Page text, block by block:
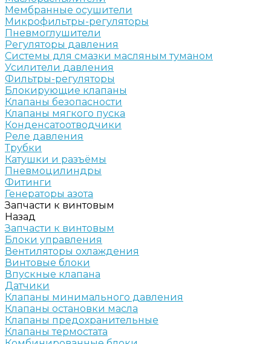
Мембранные осушители
Микрофильтры-регуляторы
Пневмоглушители
Регуляторы давления
Системы для смазки масляным туманом
Усилители давления
Фильтры-регуляторы
Блокирующие клапаны
Клапаны безопасности
Клапаны мягкого пуска
Конденсатоотводчики
Реле давления
Трубки
Катушки и разъёмы
Пневмоцилиндры
Фитинги
Генераторы азота
Запчасти к винтовым
Назад
Запчасти к винтовым
Блоки управления
Вентиляторы охлаждения
Винтовые блоки
Впускные клапана
Датчики
Клапаны минимального давления
Клапаны остановки масла
Клапаны предохранительные
Клапаны термостата